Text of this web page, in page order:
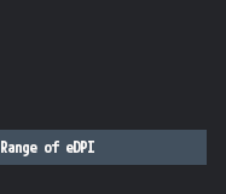
Range of eDPI